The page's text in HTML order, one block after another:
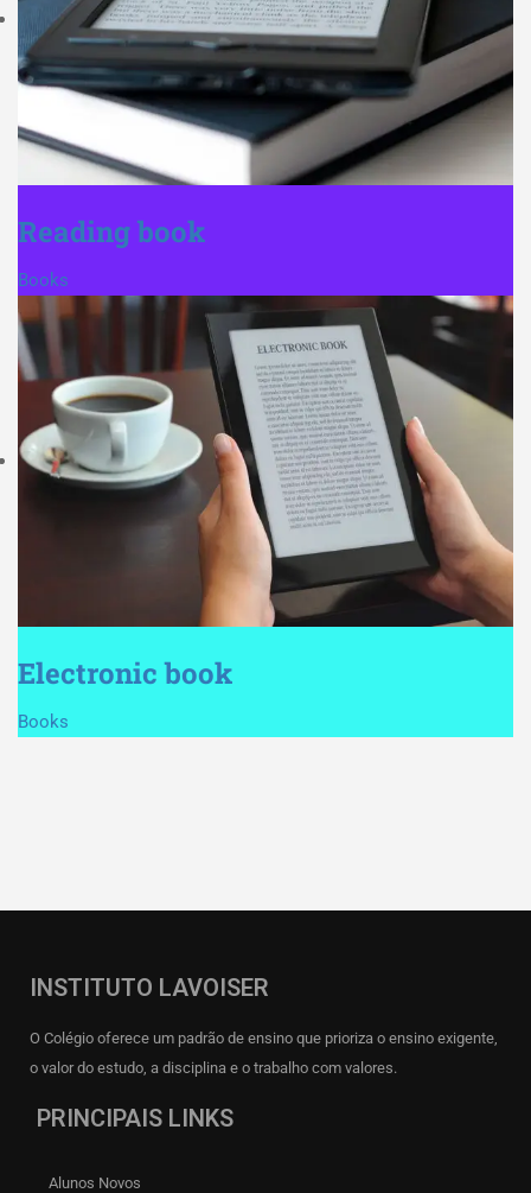
Reading book
Books
Electronic book
Books
INSTITUTO LAVOISER
O Colégio oferece um padrão de ensino que prioriza o ensino exigente,
o valor do estudo, a disciplina e o trabalho com valores.
PRINCIPAIS LINKS
Alunos Novos